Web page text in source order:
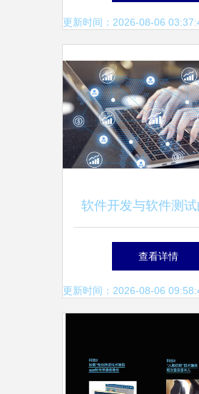
深度解析
更新时间：2026-08-06
软件开发与软件测试
从代码构建到质量保
解析
查看详情
更新时间：2026-08-06